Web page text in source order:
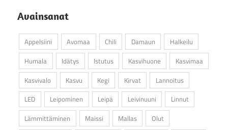
Avainsanat
Appelsiini Avomaa Chili Damaun
Halkeilu
Humala
Idätys Istutus Kasvihuone
Kasvimaa
Kasvivalo
Kasvu Kegi Kirvat
Lannoitus
LED
Leipominen Leipä Leivinuuni
Linnut
Lämmittäminen
Maissi Mallas
Olut